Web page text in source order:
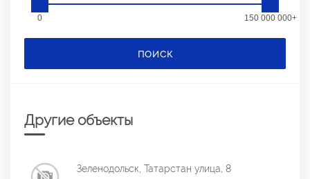
0 150 000 000+
ПОИСК
Другие объекты
Зеленодольск, Татарстан улица, 8